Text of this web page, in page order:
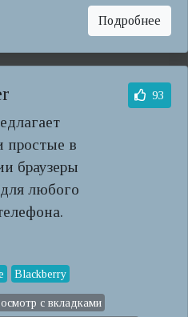
Подробнее
простые в
браузеры
любого
93
Blackberry
с вкладками